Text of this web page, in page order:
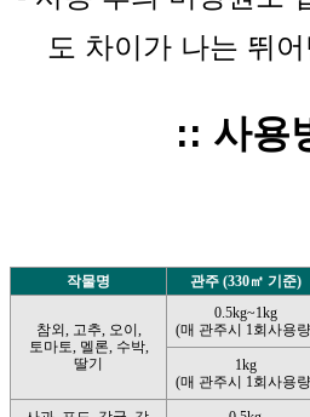
도 차이가 나는 뛰
:: 사용
작물명 관주 (330㎡ 기준)
참외, 고추, 오이,
토마토, 멜론, 수박,
딸기
0.5kg~1kg
(매 관주시 1회사용
1kg
(매 관주시 1회사용